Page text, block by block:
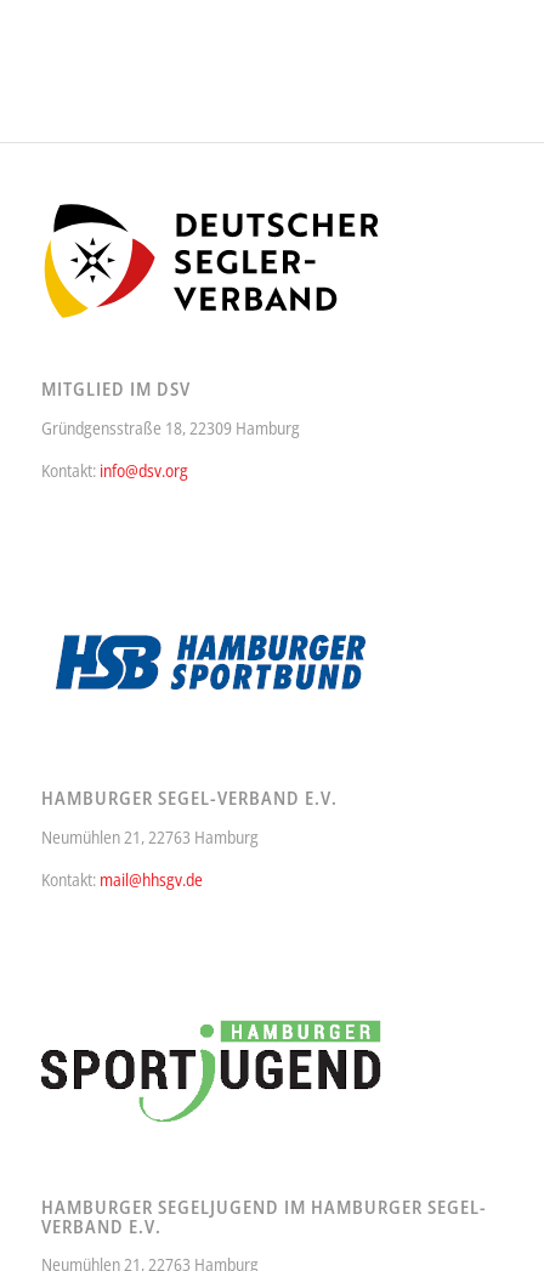
MITGLIED IM DSV
Gründgensstraße 18, 22309 Hamburg
Kontakt: info@dsv.org
HAMBURGER SEGEL-VERBAND E.V.
Neumühlen 21, 22763 Hamburg
Kontakt: mail@hhsgv.de
HAMBURGER SEGELJUGEND IM HAMBURGER SEGEL-
VERBAND E.V.
Neumühlen 21, 22763 Hamburg